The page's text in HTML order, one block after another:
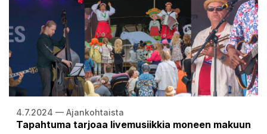
4.7.2024 — Ajankohtaista
Tapahtuma tarjoaa livemusiikkia moneen makuun